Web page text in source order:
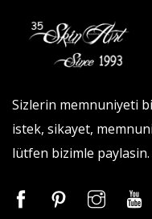
Sizlerin memnuniyeti
istek, sikayet,
lütfen bizimle paylasin.